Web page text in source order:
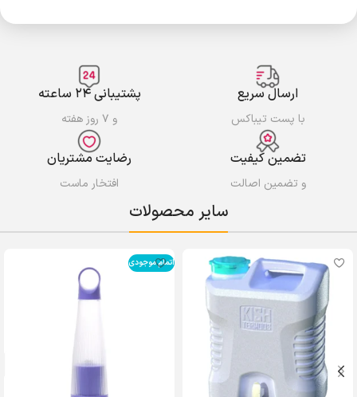
ارسال سریع
با پست تیباکس
پشتیبانی ۲۴ ساعته
و ۷ روز هفته
تضمین کیفیت
و تضمین اصالت
رضایت مشتریان
افتخار ماست
سایر محصولات
اتمام موجودی